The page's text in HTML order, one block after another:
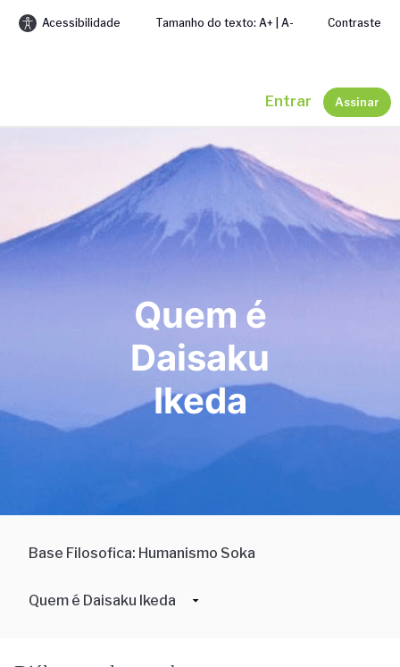
Acessibilidade Tamanho do texto: A+ | A- Contraste
Entrar Assinar
Quem é
Daisaku
Ikeda
Base Filosofica: Humanismo Soka
Quem é Daisaku Ikeda